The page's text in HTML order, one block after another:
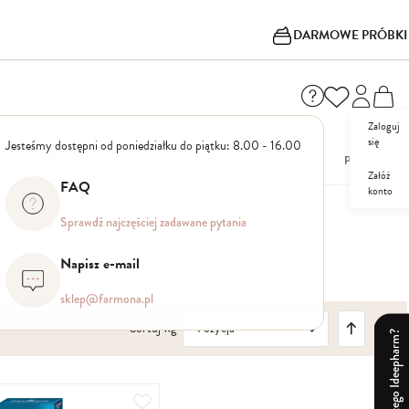
DARMOWE PRÓBKI
Jesteśmy dostępni od poniedziałku do piątku: 8.00 - 16.00
FAQ
Sprawdź najczęściej zadawane pytania
Napisz e-mail
sklep@farmona.pl
Zaloguj
się
Załóż
konto
Dlaczego Ideepharm?
PROMOCJE
Sortuj wg
Ustaw
kierunek
malejący